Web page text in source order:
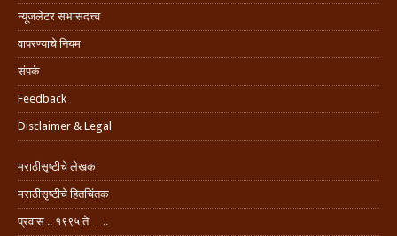
न्यूजलेटर सभासदत्त्व
वापरण्याचे नियम
संपर्क
Feedback
Disclaimer & Legal
मराठीसृष्टीचे लेखक
मराठीसृष्टीचे हितचिंतक
प्रवास .. १९९५ ते …..